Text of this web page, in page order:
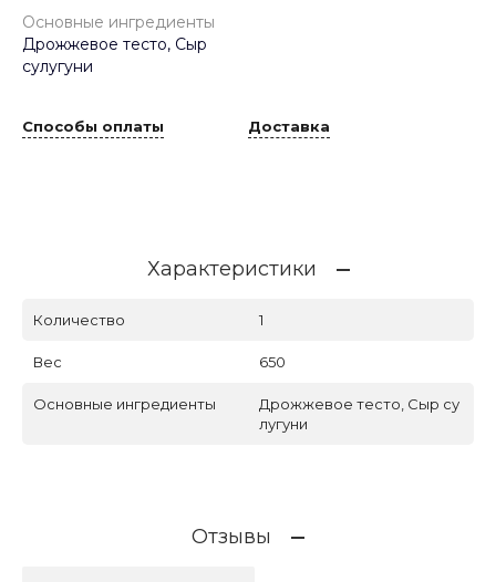
Основные ингредиенты
Дрожжевое тесто, Сыр
сулугуни
Способы оплаты Доставка
Характеристики
Количество 1
Вес 650
Основные ингредиенты
Дрожжевое тесто, Сыр су
лугуни
Отзывы